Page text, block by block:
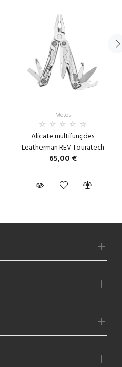
Motos
Alicate multifunções
Leatherman REV Touratech
65,00 €